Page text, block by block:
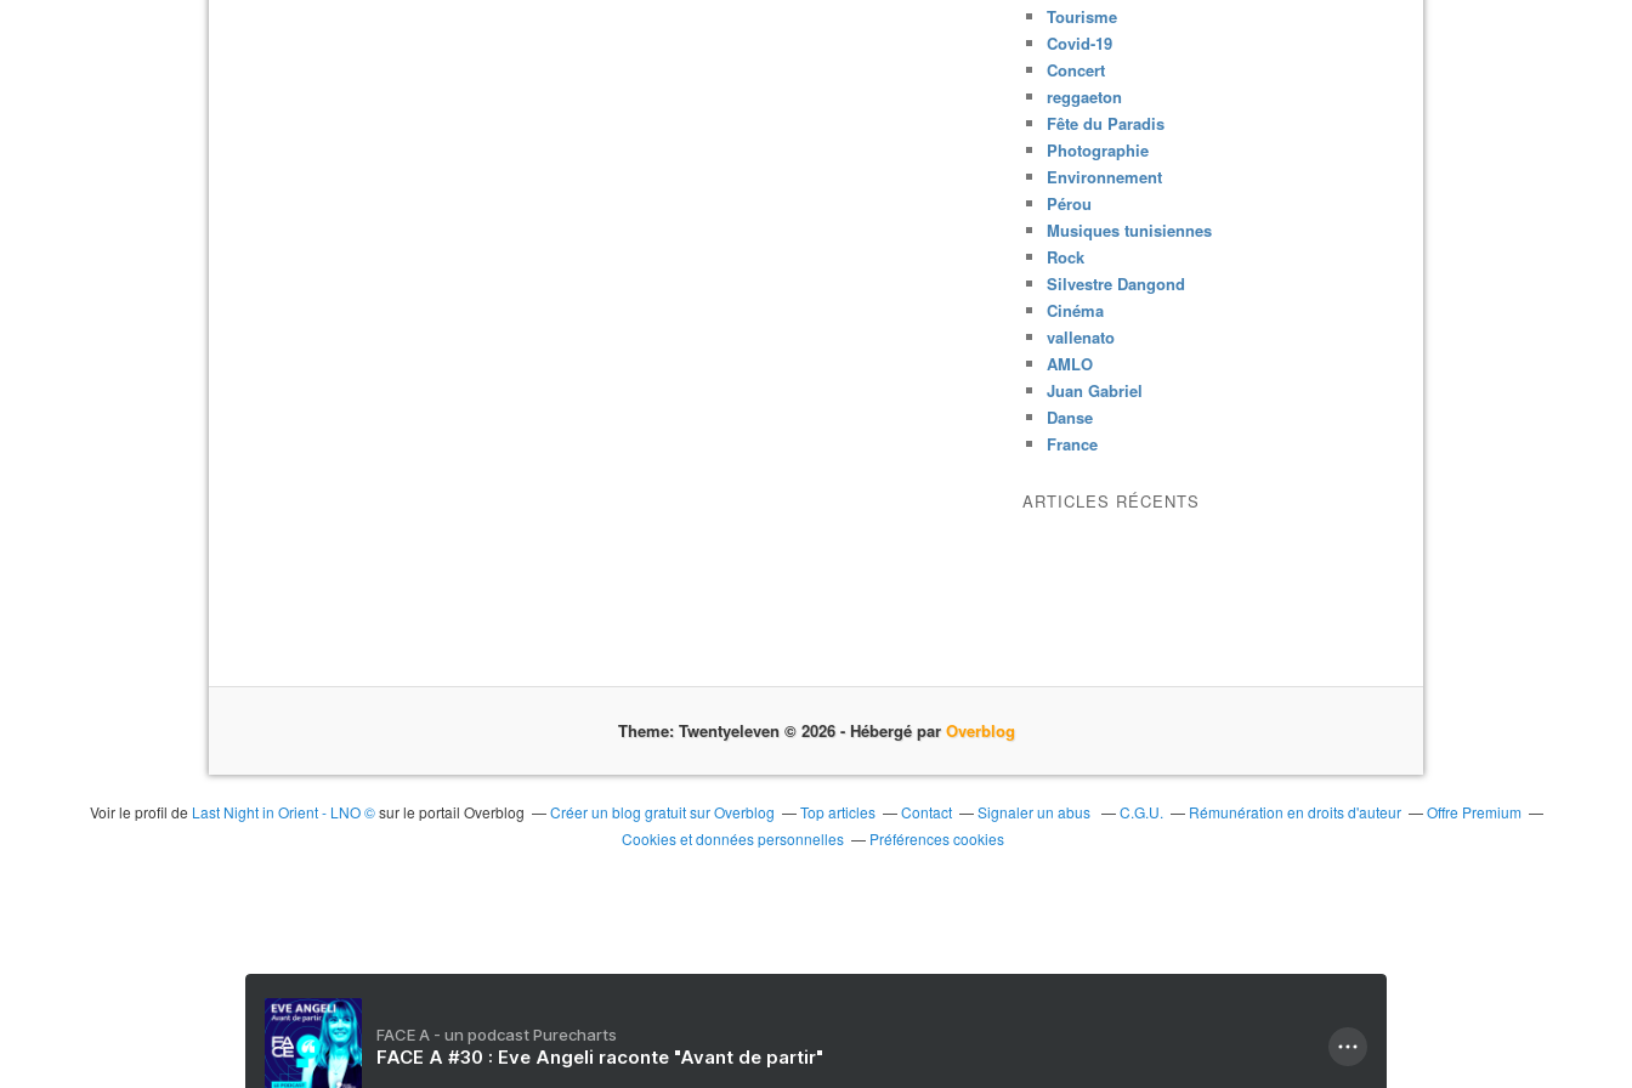
Tourisme
Covid-19
Concert
reggaeton
Fête du Paradis
Photographie
Environnement
Pérou
Musiques tunisiennes
Rock
Silvestre Dangond
Cinéma
vallenato
AMLO
Juan Gabriel
Danse
France
ARTICLES RÉCENTS
Theme: Twentyeleven © 2026 - Hébergé par Overblog
Voir le profil de Last Night in Orient - LNO ©sur le portail Overblog Créer un blog gratuit sur Overblog Top articles Contact Signaler un abus C.G.U. Rémunération en droits d'auteur
Offre Premium
Cookies et données personnelles
Préférences cookies
FACE A - un podcast Purecharts
FACE A #30 : Eve Angeli raconte "Avant de partir"